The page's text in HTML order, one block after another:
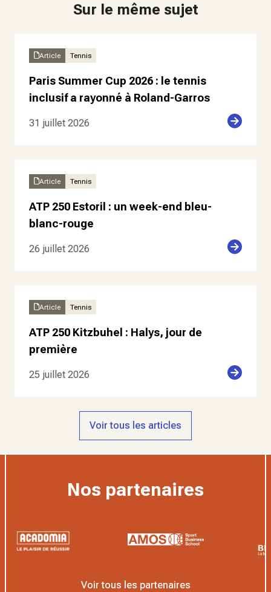
Sur le même sujet
Article Tennis
Paris Summer Cup 2026 : le tennis
inclusif a rayonné à Roland-Garros
31 juillet 2026
Article Tennis
ATP 250 Estoril : un week-end bleu-
blanc-rouge
26 juillet 2026
Article Tennis
ATP 250 Kitzbuhel : Halys, jour de
première
25 juillet 2026
Voir tous les articles
Nos partenaires
Voir tous les partenaires